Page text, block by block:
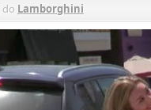
do Lamborghini